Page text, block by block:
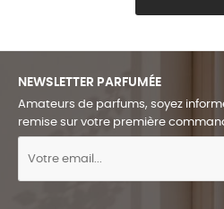
NEWSLETTER PARFUMÉE
Amateurs de parfums, soyez
remise sur votre première